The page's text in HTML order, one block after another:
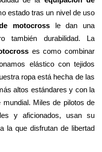
estado tras un nivel de uso
motocross le dan una
también durabilidad. La
es como combinar
elástico con tejidos
ropa está hecha de las
altos estándares y con la
Miles de pilotos de
la que disfrutan de libertad